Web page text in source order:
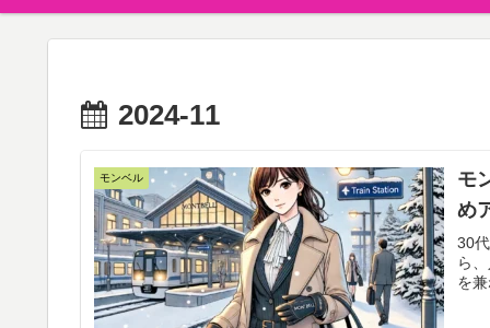
2024-11
モンベル
モ
め
30
ら
を